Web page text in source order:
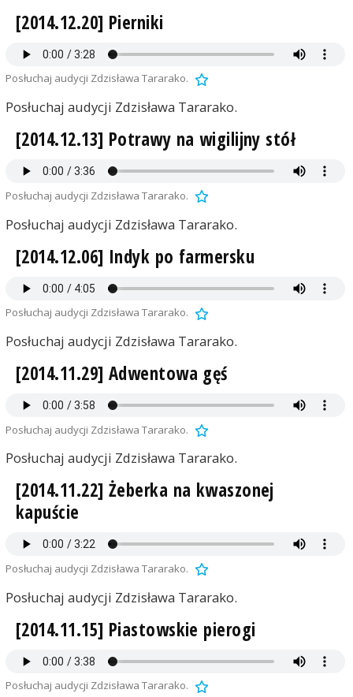
[2014.12.20] Pierniki
Posłuchaj audycji Zdzisława Tararako.
Posłuchaj audycji Zdzisława Tararako.
[2014.12.13] Potrawy na wigilijny stół
Posłuchaj audycji Zdzisława Tararako.
Posłuchaj audycji Zdzisława Tararako.
[2014.12.06] Indyk po farmersku
Posłuchaj audycji Zdzisława Tararako.
Posłuchaj audycji Zdzisława Tararako.
[2014.11.29] Adwentowa gęś
Posłuchaj audycji Zdzisława Tararako.
Posłuchaj audycji Zdzisława Tararako.
[2014.11.22] Żeberka na kwaszonej
kapuście
Posłuchaj audycji Zdzisława Tararako.
Posłuchaj audycji Zdzisława Tararako.
[2014.11.15] Piastowskie pierogi
Posłuchaj audycji Zdzisława Tararako.